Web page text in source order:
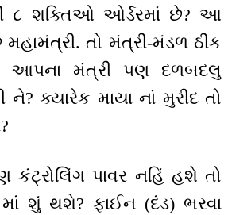
૮ શક્તિઓ ઓર્ડરમાં છે? આ
તો મંત્રી-મંડળ ઠીક
મંત્રી પણ દળબદલુ
ને? ક્યારેક માયા નાં મુરીદ તો
કંટ્રોલિંગ પાવર નહિં હશે તો
શું થશે? ફાઈન (દંડ) ભરવા